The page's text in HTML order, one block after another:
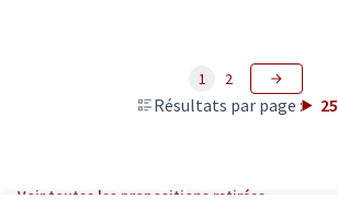
Résultats par page : 25
1 2
Voir toutes les propositions retirées